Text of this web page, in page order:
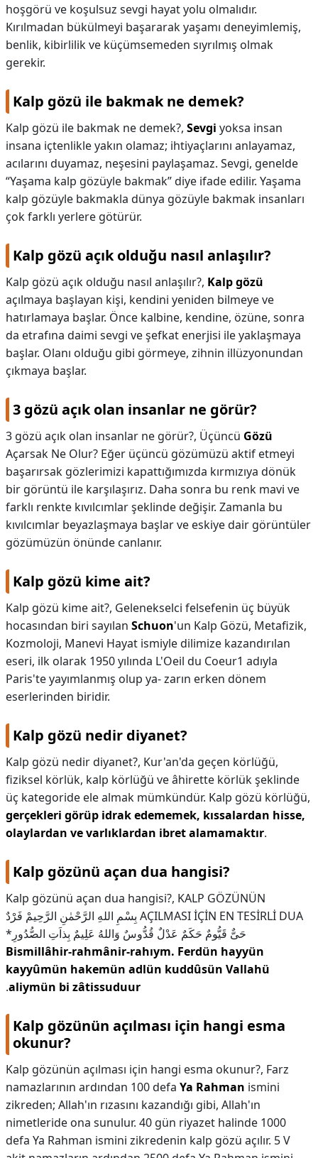
hoşgörü ve koşulsuz sevgi hayat yolu olmalıdır.
Kırılmadan bükülmeyi başararak yaşamı deneyimlemiş,
benlik, kibirlilik ve küçümsemeden sıyrılmış olmak
gerekir.
Kalp gözü ile bakmak ne demek?
Kalp gözü ile bakmak ne demek?, Sevgi yoksa insan
insana içtenlikle yakın olamaz; ihtiyaçlarını anlayamaz,
acılarını duyamaz, neşesini paylaşamaz. Sevgi, genelde
“Yaşama kalp gözüyle bakmak” diye ifade edilir. Yaşama
kalp gözüyle bakmakla dünya gözüyle bakmak insanları
çok farklı yerlere götürür.
Kalp gözü açık olduğu nasıl anlaşılır?
Kalp gözü açık olduğu nasıl anlaşılır?, Kalp gözü
açılmaya başlayan kişi, kendini yeniden bilmeye ve
hatırlamaya başlar. Önce kalbine, kendine, özüne, sonra
da etrafına daimi sevgi ve şefkat enerjisi ile yaklaşmaya
başlar. Olanı olduğu gibi görmeye, zihnin illüzyonundan
çıkmaya başlar.
3 gözü açık olan insanlar ne görür?
3 gözü açık olan insanlar ne görür?, Üçüncü Gözü
Açarsak Ne Olur? Eğer üçüncü gözümüzü aktif etmeyi
başarırsak gözlerimizi kapattığımızda kırmızıya dönük
bir görüntü ile karşılaşırız. Daha sonra bu renk mavi ve
farklı renkte kıvılcımlar şeklinde değişir. Zamanla bu
kıvılcımlar beyazlaşmaya başlar ve eskiye dair görüntüler
gözümüzün önünde canlanır.
Kalp gözü kime ait?
Kalp gözü kime ait?, Gelenekselci felsefenin üç büyük
hocasından biri sayılan Schuon'un Kalp Gözü, Metafizik,
Kozmoloji, Manevi Hayat ismiyle dilimize kazandırılan
eseri, ilk olarak 1950 yılında L'Oeil du Coeur1 adıyla
Paris'te yayımlanmış olup ya- zarın erken dönem
eserlerinden biridir.
Kalp gözü nedir diyanet?
Kalp gözü nedir diyanet?, Kur'an'da geçen körlüğü,
fiziksel körlük, kalp körlüğü ve âhirette körlük şeklinde
üç kategoride ele almak mümkündür. Kalp gözü körlüğü,
gerçekleri görüp idrak edememek, kıssalardan hisse,
olaylardan ve varlıklardan ibret alamamaktır.
Kalp gözünü açan dua hangisi?
Kalp gözünü açan dua hangisi?, KALP GÖZÜNÜN
AÇILMASI İÇİN EN TESİRLİ DUA بِسْمِ اللهِ الرَّحْمٰنِ الرَّحِيمْ فَرْدٌ
حَىٌّ قَيُّومٌ حَكَمٌ عَدْلٌ قُدُّوسٌ وَاللهُ عَلِيمٌ بِذاَتِ الصُّدُورِ*
Bismillâhir-rahmânir-rahıym. Ferdün hayyün
kayyûmün hakemün adlün kuddûsün Vallahü
aliymün bi zâtissuduur
.
Kalp gözünün açılması için hangi esma
okunur?
Kalp gözünün açılması için hangi esma okunur?, Farz
namazlarının ardından 100 defa Ya Rahman ismini
zikreden; Allah'ın rızasını kazandığı gibi, Allah'ın
nimetleride ona sunulur. 40 gün riyazet halinde 1000
defa Ya Rahman ismini zikredenin kalp gözü açılır. 5 V